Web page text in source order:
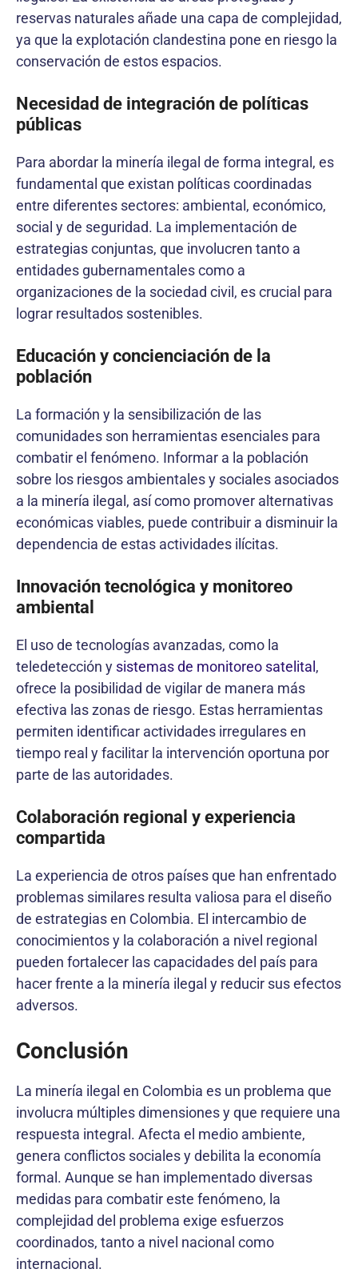
reservas naturales añade una capa de complejidad,
ya que la explotación clandestina pone en riesgo la
conservación de estos espacios.
Necesidad de integración de políticas
públicas
Para abordar la minería ilegal de forma integral, es
fundamental que existan políticas coordinadas
entre diferentes sectores: ambiental, económico,
social y de seguridad. La implementación de
estrategias conjuntas, que involucren tanto a
entidades gubernamentales como a
organizaciones de la sociedad civil, es crucial para
lograr resultados sostenibles.
Educación y concienciación de la
población
La formación y la sensibilización de las
comunidades son herramientas esenciales para
combatir el fenómeno. Informar a la población
sobre los riesgos ambientales y sociales asociados
a la minería ilegal, así como promover alternativas
económicas viables, puede contribuir a disminuir la
dependencia de estas actividades ilícitas.
Innovación tecnológica y monitoreo
ambiental
El uso de tecnologías avanzadas, como la
teledetección y sistemas de monitoreo satelital,
ofrece la posibilidad de vigilar de manera más
efectiva las zonas de riesgo. Estas herramientas
permiten identificar actividades irregulares en
tiempo real y facilitar la intervención oportuna por
parte de las autoridades.
Colaboración regional y experiencia
compartida
La experiencia de otros países que han enfrentado
problemas similares resulta valiosa para el diseño
de estrategias en Colombia. El intercambio de
conocimientos y la colaboración a nivel regional
pueden fortalecer las capacidades del país para
hacer frente a la minería ilegal y reducir sus efectos
adversos.
Conclusión
La minería ilegal en Colombia es un problema que
involucra múltiples dimensiones y que requiere una
respuesta integral. Afecta el medio ambiente,
genera conflictos sociales y debilita la economía
formal. Aunque se han implementado diversas
medidas para combatir este fenómeno, la
complejidad del problema exige esfuerzos
coordinados, tanto a nivel nacional como
internacional.